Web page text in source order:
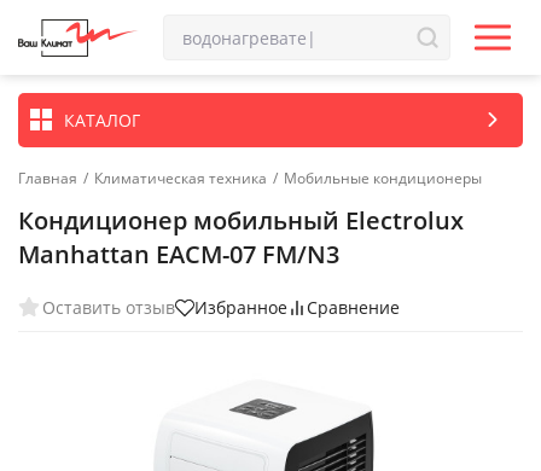
КАТАЛОГ
Главная / Климатическая техника / Мобильные кондиционеры
Кондиционер мобильный Electrolux
Manhattan EACM-07 FM/N3
Оставить отзыв Избранное Сравнение